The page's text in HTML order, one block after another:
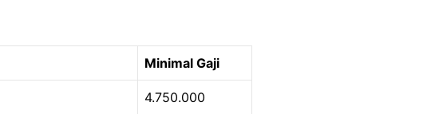
Minimal Gaji
4.750.000